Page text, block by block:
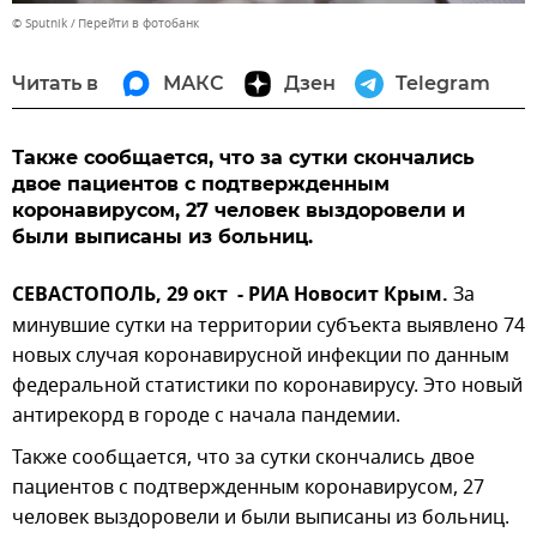
© Sputnik Перейти в фотобанк
Читать в МАКС Дзен Telegram
Также сообщается, что за сутки скончались
двое пациентов с подтвержденным
коронавирусом, 27 человек выздоровели и
были выписаны из больниц.
СЕВАСТОПОЛЬ, 29 окт - РИА Новосит Крым. За
минувшие сутки на территории субъекта выявлено 74
новых случая коронавирусной инфекции по данным
федеральной статистики по коронавирусу. Это новый
антирекорд в городе с начала пандемии.
Также сообщается, что за сутки скончались двое
пациентов с подтвержденным коронавирусом, 27
человек выздоровели и были выписаны из больниц.